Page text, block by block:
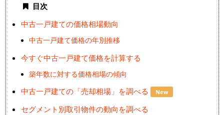
目次
中古一戸建ての価格相場動向
中古一戸建て価格の年別推移
今すぐ中古一戸建て価格を計算する
築年数に対する価格相場の傾向
中古一戸建ての「売却相場」を調べる New
セグメント別取引物件の動向を調べる